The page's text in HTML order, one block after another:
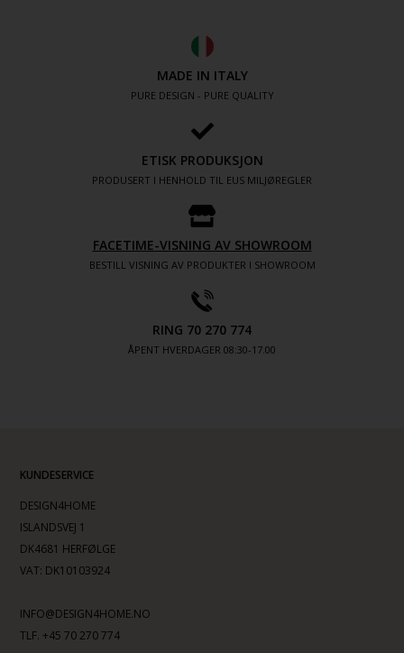
MADE IN ITALY
PURE DESIGN - PURE QUALITY
ETISK PRODUKSJON
PRODUSERT I HENHOLD TIL EUS MILJØREGLER
FACETIME-VISNING AV SHOWROOM
BESTILL VISNING AV PRODUKTER I SHOWROOM
RING 70 270 774
ÅPENT HVERDAGER 08:30-17.00
KUNDESERVICE
DESIGN4HOME
ISLANDSVEJ 1
DK4681 HERFØLGE
VAT: DK10103924
INFO@DESIGN4HOME.NO
TLF. +45 70 270 774